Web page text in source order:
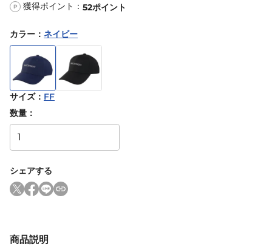
P 獲得ポイント： 52ポイント
カラー ： ネイビー
サイズ： FF
数量：
シェアする
商品説明